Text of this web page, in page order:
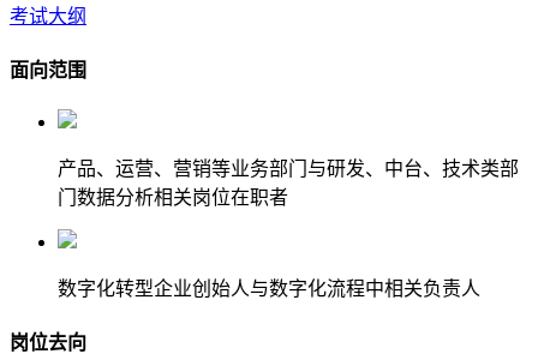
考试大纲
面向范围
产品、运营、营销等业务部门与研发、中台、技术类部
门数据分析相关岗位在职者
数字化转型企业创始人与数字化流程中相关负责人
岗位去向